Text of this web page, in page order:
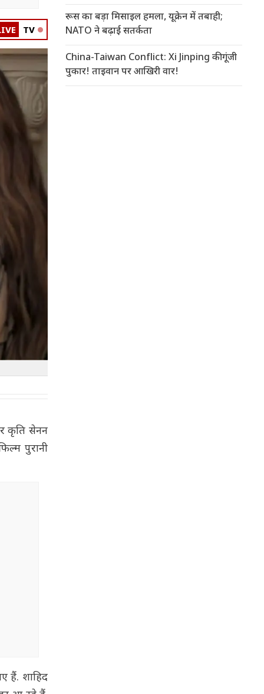
TV
कृति सेनन
पुरानी
हैं. शाहिद
रूस का बड़ा मिसाइल हमला, यूक्रेन में तबाही;
NATO ने बढ़ाई सतर्कता
China-Taiwan Conflict: Xi Jinping की गूंजी
पुकार! ताइवान पर आखिरी वार!